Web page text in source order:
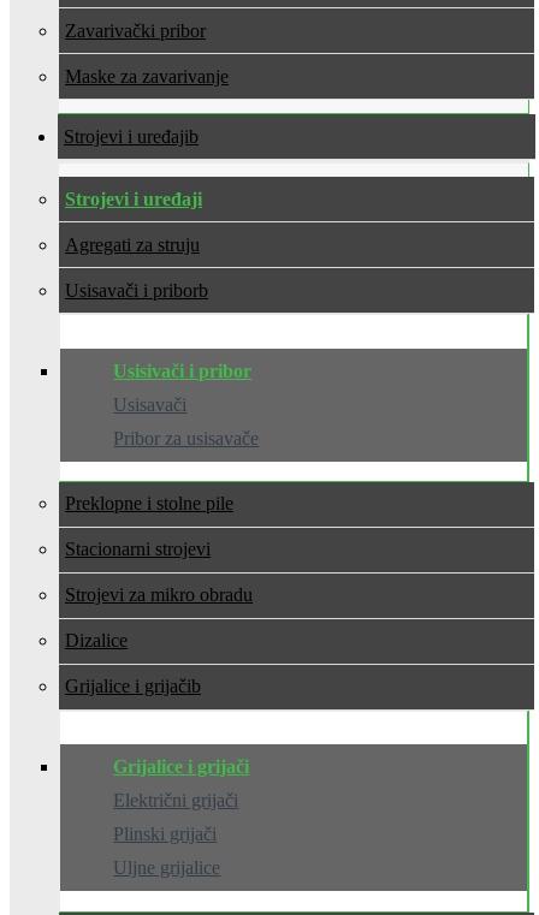
Zavarivački pribor
Maske za zavarivanje
Strojevi i uređaji
Strojevi i uređaji
Agregati za struju
Usisavači i pribor
Usisivači i pribor
Usisavači
Pribor za usisavače
Preklopne i stolne pile
Stacionarni strojevi
Strojevi za mikro obradu
Dizalice
Grijalice i grijači
Grijalice i grijači
Električni grijači
Plinski grijači
Uljne grijalice